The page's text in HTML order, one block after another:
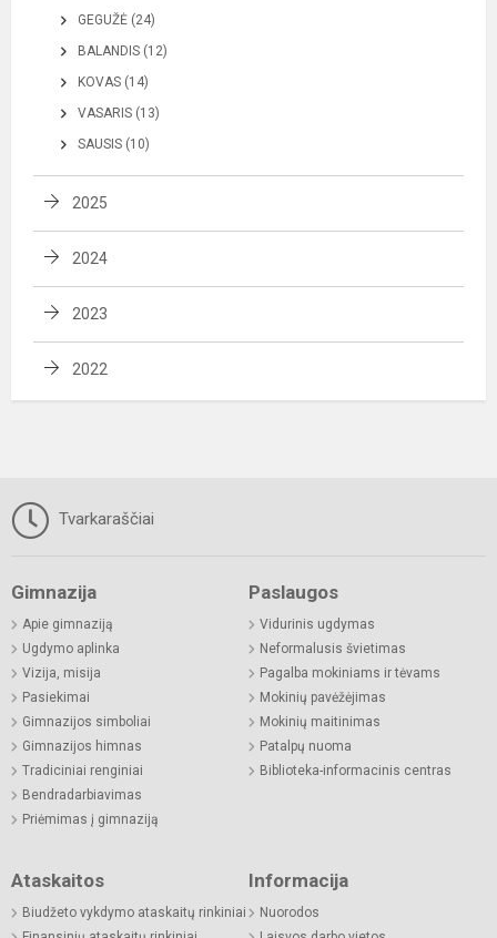
GEGUŽĖ (24)
BALANDIS (12)
KOVAS (14)
VASARIS (13)
SAUSIS (10)
2025
2024
2023
2022
Tvarkaraščiai
Gimnazija
Apie gimnaziją
Ugdymo aplinka
Vizija, misija
Pasiekimai
Gimnazijos simboliai
Gimnazijos himnas
Tradiciniai renginiai
Bendradarbiavimas
Priėmimas į gimnaziją
Paslaugos
Vidurinis ugdymas
Neformalusis švietimas
Pagalba mokiniams ir tėvams
Mokinių pavėžėjimas
Mokinių maitinimas
Patalpų nuoma
Biblioteka-informacinis centras
Ataskaitos
Biudžeto vykdymo ataskaitų rinkiniai
Informacija
Nuorodos